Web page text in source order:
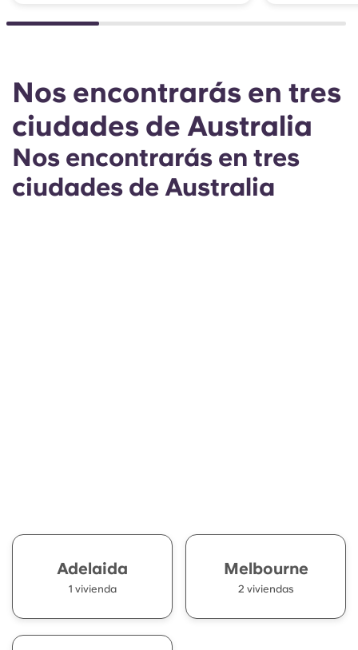
Nos encontrarás en tres
ciudades de Australia
Nos encontrarás en tres
ciudades de Australia
Adelaida
1 vivienda
Melbourne
2 viviendas